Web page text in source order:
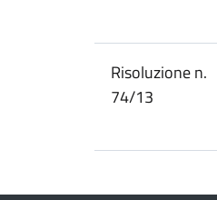
Risoluzione n.
74/13